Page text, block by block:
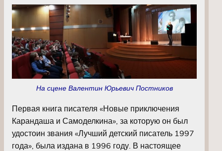
На сцене Валентин Юрьевич Постников
Первая книга писателя «Новые приключения
Карандаша и Самоделкина», за которую он был
удостоин звания «Лучший детский писатель 1997
года», была издана в 1996 году. В настоящее